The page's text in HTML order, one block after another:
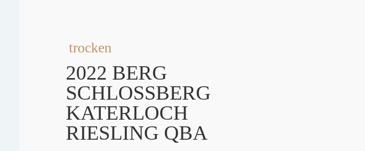
trocken
2022 BERG
SCHLOSSBERG
KATERLOCH
RIESLING QBA